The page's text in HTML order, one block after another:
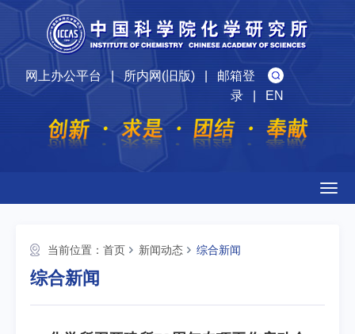
网上办公平台|所内网(旧版)| 邮箱登
录| EN
当前位置： 首页 新闻动态 综合新闻
综合新闻